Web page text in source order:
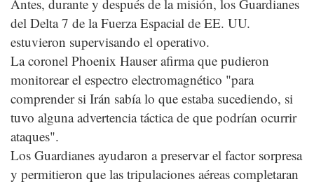
Antes, durante y después de la misión, los Guardianes
del Delta 7 de la Fuerza Espacial de EE. UU.
estuvieron supervisando el operativo.
La coronel Phoenix Hauser afirma que pudieron
monitorear el espectro electromagnético "para
comprender si Irán sabía lo que estaba sucediendo, si
tuvo alguna advertencia táctica de que podrían ocurrir
ataques".
Los Guardianes ayudaron a preservar el factor sorpresa
y permitieron que las tripulaciones aéreas completaran